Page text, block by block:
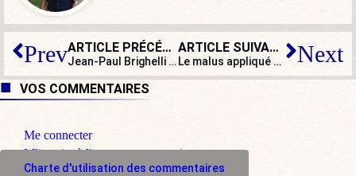
Prev ARTICLE PRÉCÉDENT
Jean-Paul Brighelli : « La gauche, c’est ne pas s’en prendre aux familles sous prétexte que leurs rejetons font pis que pendre »
ARTICLE SUIVANT
Le malus appliqué aux retraites complémentaires : une injustice de plus Next
VOS COMMENTAIRES
Me connecter
M'inscrire à l'espace commentaire
Charte d'utilisation des commentaires